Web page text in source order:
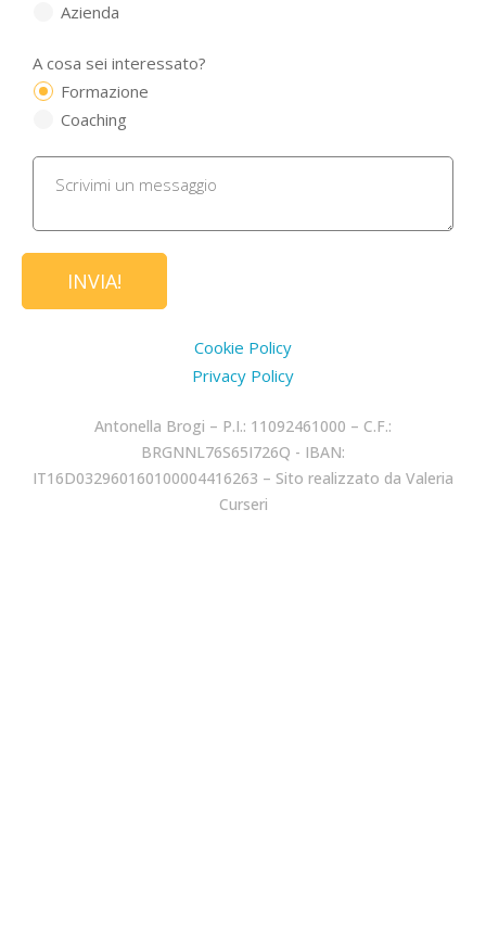
Azienda
A cosa sei interessato?
Formazione
Coaching
Cookie Policy
Privacy Policy
Antonella Brogi – P.I.: 11092461000 – C.F.:
BRGNNL76S65I726Q - IBAN:
IT16D032960160100004416263 – Sito realizzato da Valeria
Curseri